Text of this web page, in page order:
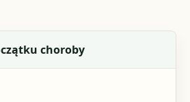
choroby